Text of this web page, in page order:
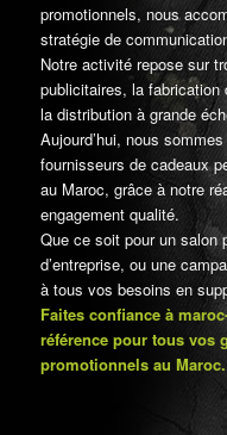
promotionnels, nous
stratégie de
Notre activité repose sur
publicitaires, la fabrication
la distribution à grande
Aujourd’hui, nous
fournisseurs de cadeaux
au Maroc, grâce à notre
engagement qualité.
Que ce soit pour un salon
d’entreprise, ou une
à tous vos besoins en
Faites confiance à
référence pour tous vos
promotionnels au Maroc.